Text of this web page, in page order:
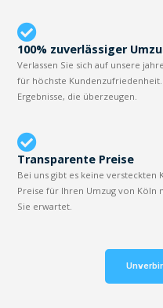
100% zuverlässiger
Verlassen Sie sich auf unsere
für höchste
Ergebnisse, die überzeugen.
Transparente Preise
Bei uns gibt es keine versteckten
Preise für Ihren Umzug von Köln
Sie erwartet.